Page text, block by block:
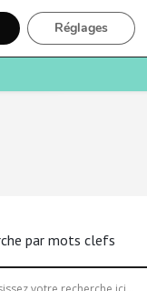
par mots clefs
Réglages